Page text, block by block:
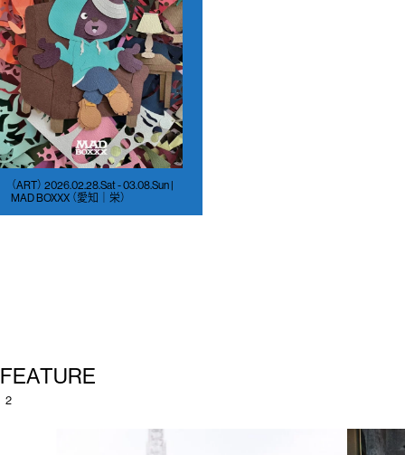
（ART） 2026.02.28.Sat - 03.08.Sun |
MAD BOXXX （愛知｜栄）
FEATURE
2